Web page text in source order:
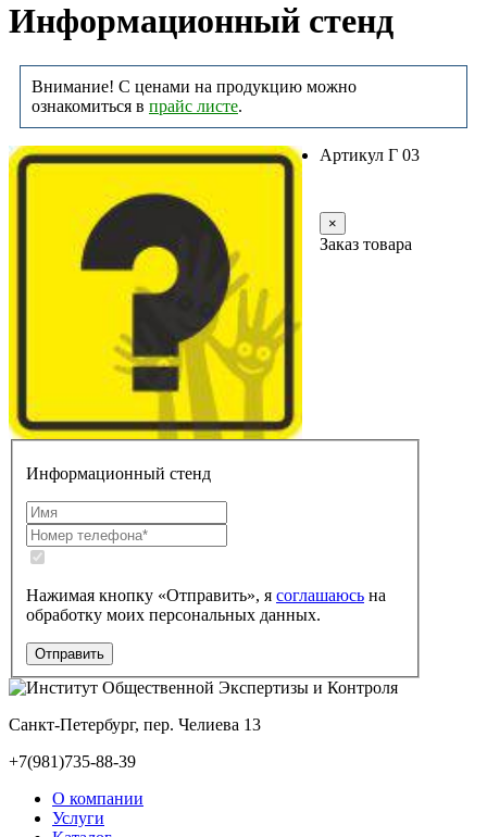
Информационный стенд
Внимание! С ценами на продукцию можно
ознакомиться в прайс листе.
Артикул Г 03
×
Заказ товара
Информационный стенд
Нажимая кнопку «Отправить», я соглашаюсь на
обработку моих персональных данных.
Санкт-Петербург, пер. Челиева 13
+7(981)735-88-39
О компании
Услуги